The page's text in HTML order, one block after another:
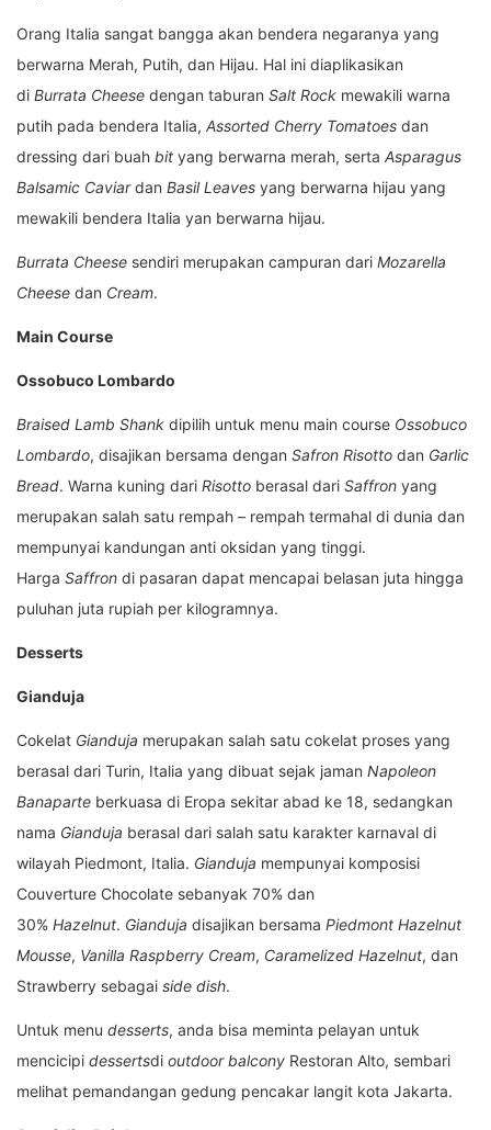
Orang Italia sangat bangga akan bendera negaranya yang
berwarna Merah, Putih, dan Hijau. Hal ini diaplikasikan
di Burrata Cheese dengan taburan Salt Rock mewakili warna
putih pada bendera Italia, Assorted Cherry Tomatoes dan
dressing dari buah bit yang berwarna merah, serta Asparagus
Balsamic Caviardan Basil Leaves yang berwarna hijau yang
mewakili bendera Italia yan berwarna hijau.
Burrata Cheese sendiri merupakan campuran dari Mozarella
Cheese dan Cream.
Main Course
Ossobuco Lombardo
Braised Lamb Shank dipilih untuk menu main course Ossobuco
Lombardo, disajikan bersama dengan Safron Risotto dan Garlic
Bread. Warna kuning dari Risotto berasal dari Saffron yang
merupakan salah satu rempah – rempah termahal di dunia dan
mempunyai kandungan anti oksidan yang tinggi.
Harga Saffron di pasaran dapat mencapai belasan juta hingga
puluhan juta rupiah per kilogramnya.
Desserts
Gianduja
Cokelat Gianduja merupakan salah satu cokelat proses yang
berasal dari Turin, Italia yang dibuat sejak jaman Napoleon
Banaparte berkuasa di Eropa sekitar abad ke 18, sedangkan
nama Gianduja berasal dari salah satu karakter karnaval di
wilayah Piedmont, Italia. Gianduja mempunyai komposisi
Couverture Chocolate sebanyak 70% dan
30% Hazelnut. Gianduja disajikan bersama Piedmont Hazelnut
Mousse, Vanilla Raspberry Cream, Caramelized Hazelnut, dan
Strawberry sebagai side dish.
Untuk menu desserts, anda bisa meminta pelayan untuk
mencicipi dessertsdi outdoor balcony Restoran Alto, sembari
melihat pemandangan gedung pencakar langit kota Jakarta.